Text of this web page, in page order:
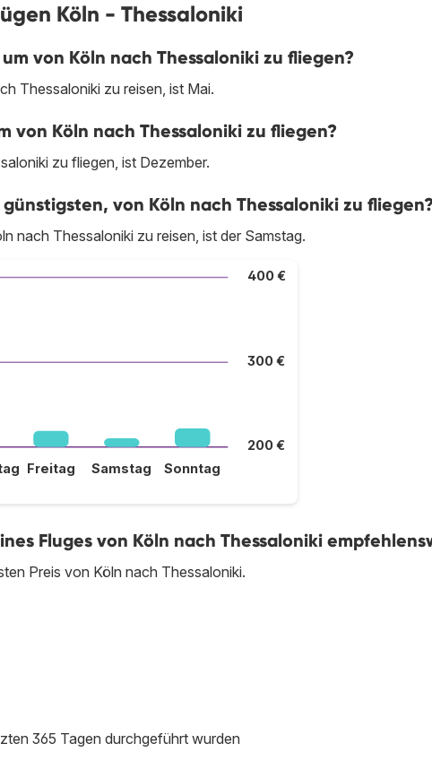
Köln - Thessaloniki
von Köln nach Thessaloniki zu fliegen?
Thessaloniki zu reisen, ist Mai.
von Köln nach Thessaloniki zu fliegen?
zu fliegen, ist Dezember.
von Köln nach Thessaloniki zu
nach Thessaloniki zu reisen, ist der Samstag.
200 €
300 €
400 €
Freitag Samstag Sonntag
Fluges von Köln nach Thessaloniki
Preis von Köln nach Thessaloniki.
365 Tagen durchgeführt wurden